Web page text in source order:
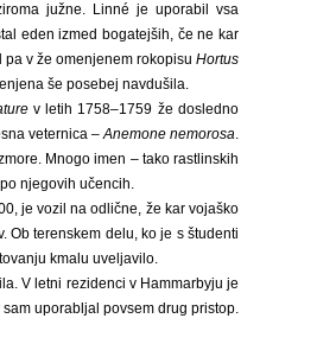
južne. Linné je uporabil vsa
eden izmed bogatejših, če ne kar
v že omenjenem rokopisu Hortus
še posebej navdušila.
v letih 1758–1759 že dosledno
veternica –Anemone nemorosa.
Mnogo imen – tako rastlinskih
njegovih učencih.
je vozil na odlične, že kar vojaško
terenskem delu, ko je s študenti
kmalu uveljavilo.
V letni rezidenci v Hammarbyju je
uporabljal povsem drug pristop.